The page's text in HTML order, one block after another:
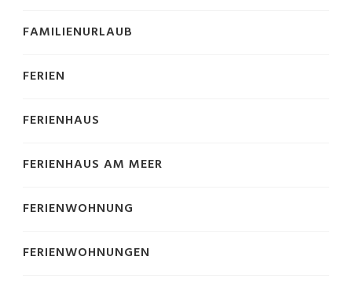
FAMILIENURLAUB
FERIEN
FERIENHAUS
FERIENHAUS AM MEER
FERIENWOHNUNG
FERIENWOHNUNGEN